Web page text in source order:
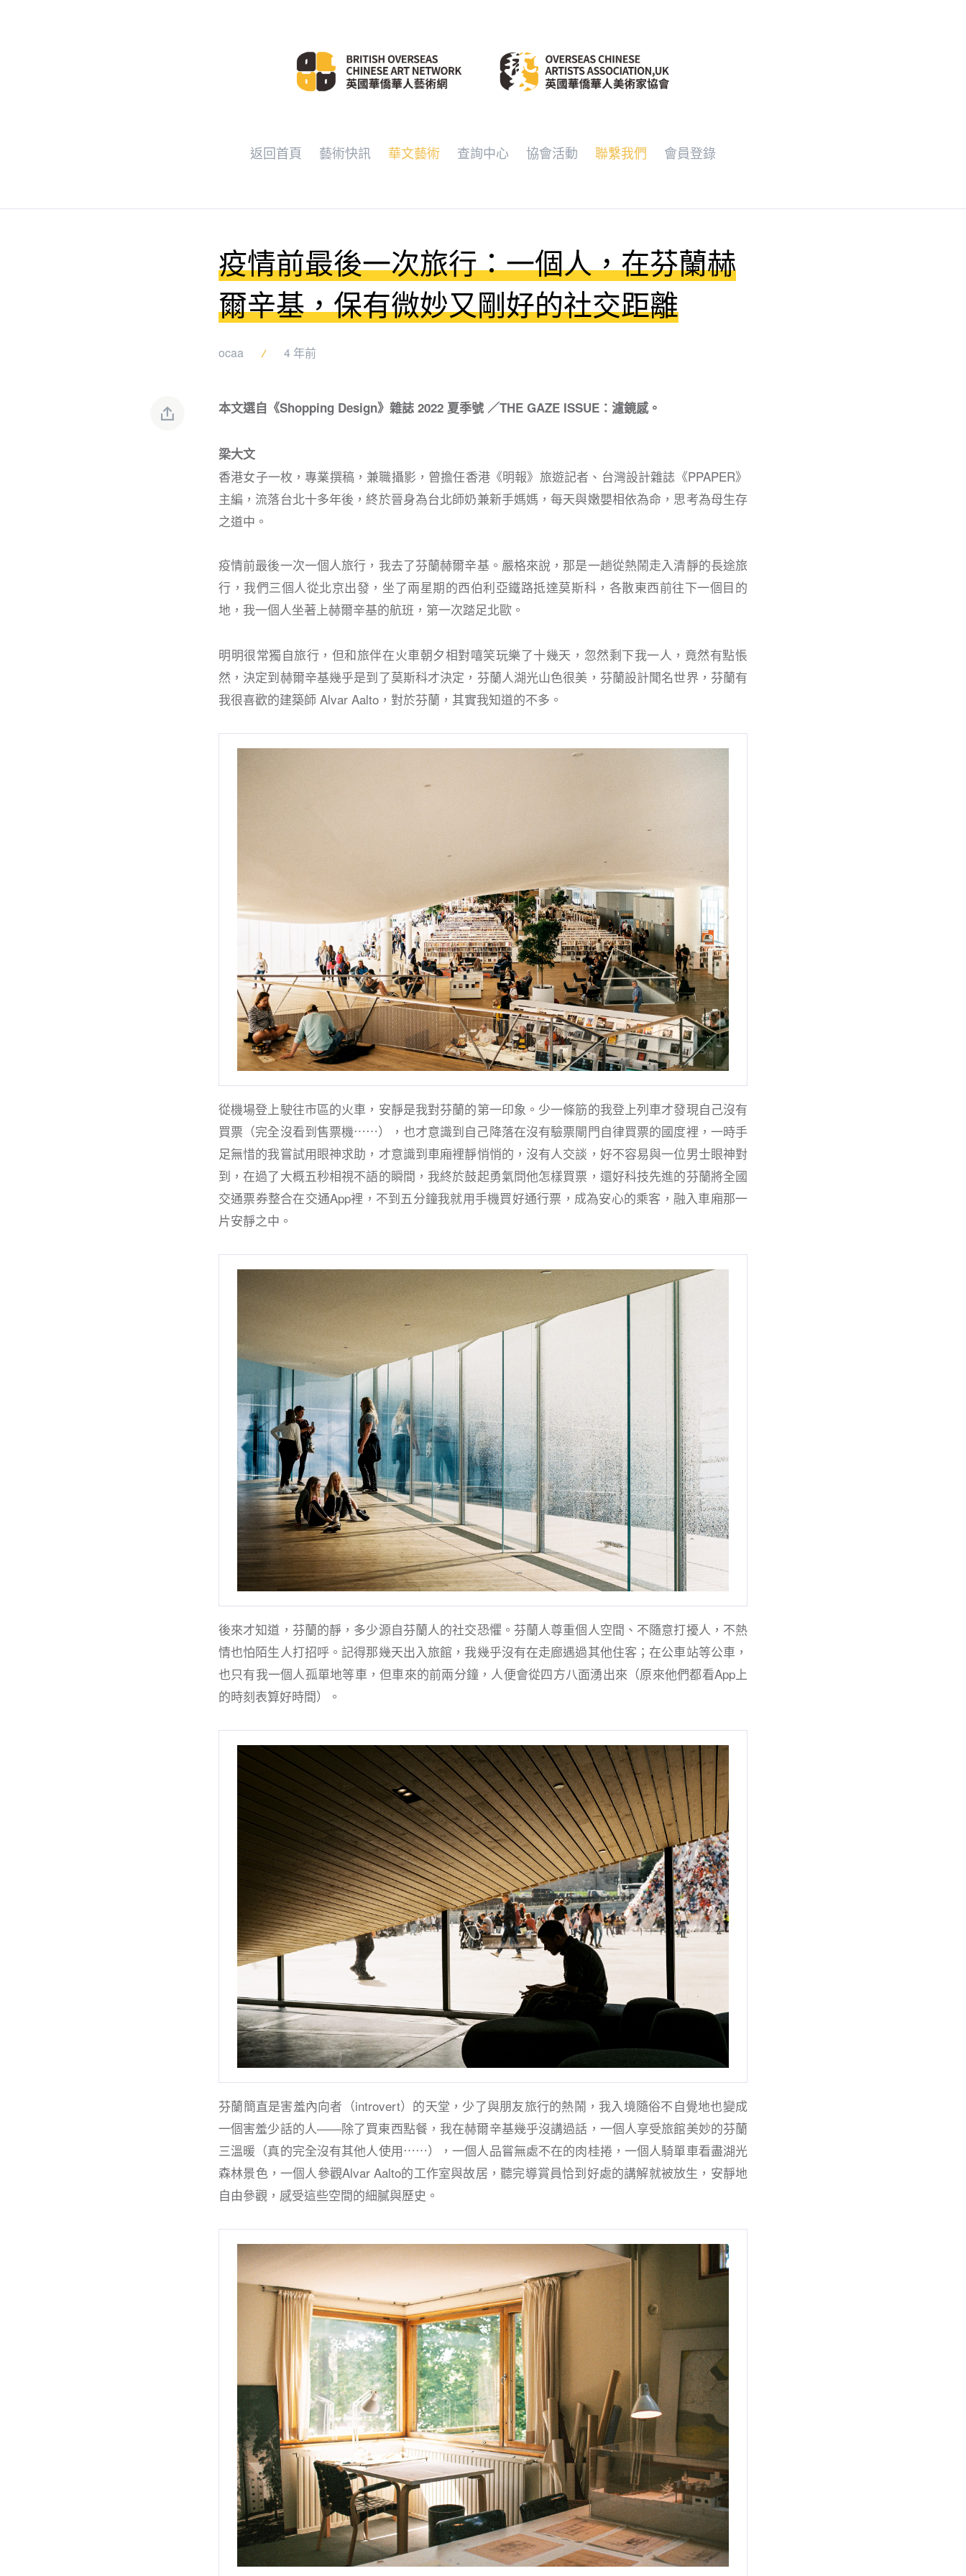
返回首頁 藝術快訊 華文藝術 查詢中心 協會活動 聯繫我們 會員登錄
疫情前最後一次旅行：一個人，在芬蘭赫
爾辛基，保有微妙又剛好的社交距離
ocaa 4 年前
本文選自《Shopping Design》雜誌 2022 夏季號 ／THE GAZE ISSUE：濾鏡感。
梁大文
香港女子一枚，專業撰稿，兼職攝影，曾擔任香港《明報》旅遊記者、台灣設計雜誌《PPAPER》
主編，流落台北十多年後，終於晉身為台北師奶兼新手媽媽，每天與嫩嬰相依為命，思考為母生存
之道中。
疫情前最後一次一個人旅行，我去了芬蘭赫爾辛基。嚴格來說，那是一趟從熱鬧走入清靜的長途旅
行，我們三個人從北京出發，坐了兩星期的西伯利亞鐵路抵達莫斯科，各散東西前往下一個目的
地，我一個人坐著上赫爾辛基的航班，第一次踏足北歐。
明明很常獨自旅行，但和旅伴在火車朝夕相對嘻笑玩樂了十幾天，忽然剩下我一人，竟然有點悵
然，決定到赫爾辛基幾乎是到了莫斯科才決定，芬蘭人湖光山色很美，芬蘭設計聞名世界，芬蘭有
我很喜歡的建築師 Alvar Aalto，對於芬蘭，其實我知道的不多。
從機場登上駛往市區的火車，安靜是我對芬蘭的第一印象。少一條筋的我登上列車才發現自己沒有
買票（完全沒看到售票機⋯⋯），也才意識到自己降落在沒有驗票閘門自律買票的國度裡，一時手
足無惜的我嘗試用眼神求助，才意識到車廂裡靜悄悄的，沒有人交談，好不容易與一位男士眼神對
到，在過了大概五秒相視不語的瞬間，我終於鼓起勇氣問他怎樣買票，還好科技先進的芬蘭將全國
交通票券整合在交通App裡，不到五分鐘我就用手機買好通行票，成為安心的乘客，融入車廂那一
片安靜之中。
後來才知道，芬蘭的靜，多少源自芬蘭人的社交恐懼。芬蘭人尊重個人空間、不隨意打擾人，不熱
情也怕陌生人打招呼。記得那幾天出入旅館，我幾乎沒有在走廊遇過其他住客；在公車站等公車，
也只有我一個人孤單地等車，但車來的前兩分鐘，人便會從四方八面湧出來（原來他們都看App上
的時刻表算好時間）。
芬蘭簡直是害羞內向者（introvert）的天堂，少了與朋友旅行的熱鬧，我入境隨俗不自覺地也變成
一個害羞少話的人——除了買東西點餐，我在赫爾辛基幾乎沒講過話，一個人享受旅館美妙的芬蘭
三溫暖（真的完全沒有其他人使用⋯⋯），一個人品嘗無處不在的肉桂捲，一個人騎單車看盡湖光
森林景色，一個人參觀Alvar Aalto的工作室與故居，聽完導賞員恰到好處的講解就被放生，安靜地
自由參觀，感受這些空間的細膩與歷史。